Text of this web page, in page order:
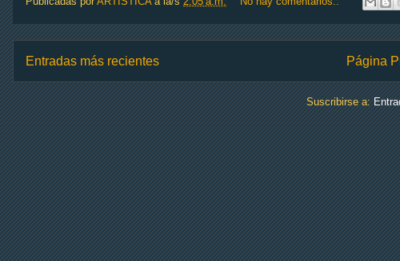
40. Mix Track 40 - DJ Edition
Entradas más recientes Página
Suscribirse a: